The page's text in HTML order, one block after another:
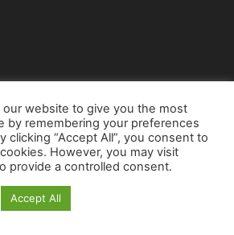
2015 - www.airnews.gr
our website to give you the most
by remembering your preferences
clicking “Accept All”, you consent to
However, you may visit
provide a controlled consent.
Accept All